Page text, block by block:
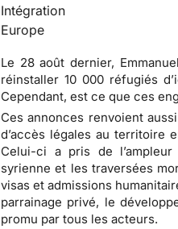
Intégration
Europe
Le 28 août dernier,
réinstaller 10 000 réfugiés
Cependant, est ce que ces
Ces annonces renvoient
d’accès légales au territoire
Celui-ci a pris de l’ampleur
syrienne et les traversées
visas et admissions
parrainage privé, le
promu par tous les acteurs.